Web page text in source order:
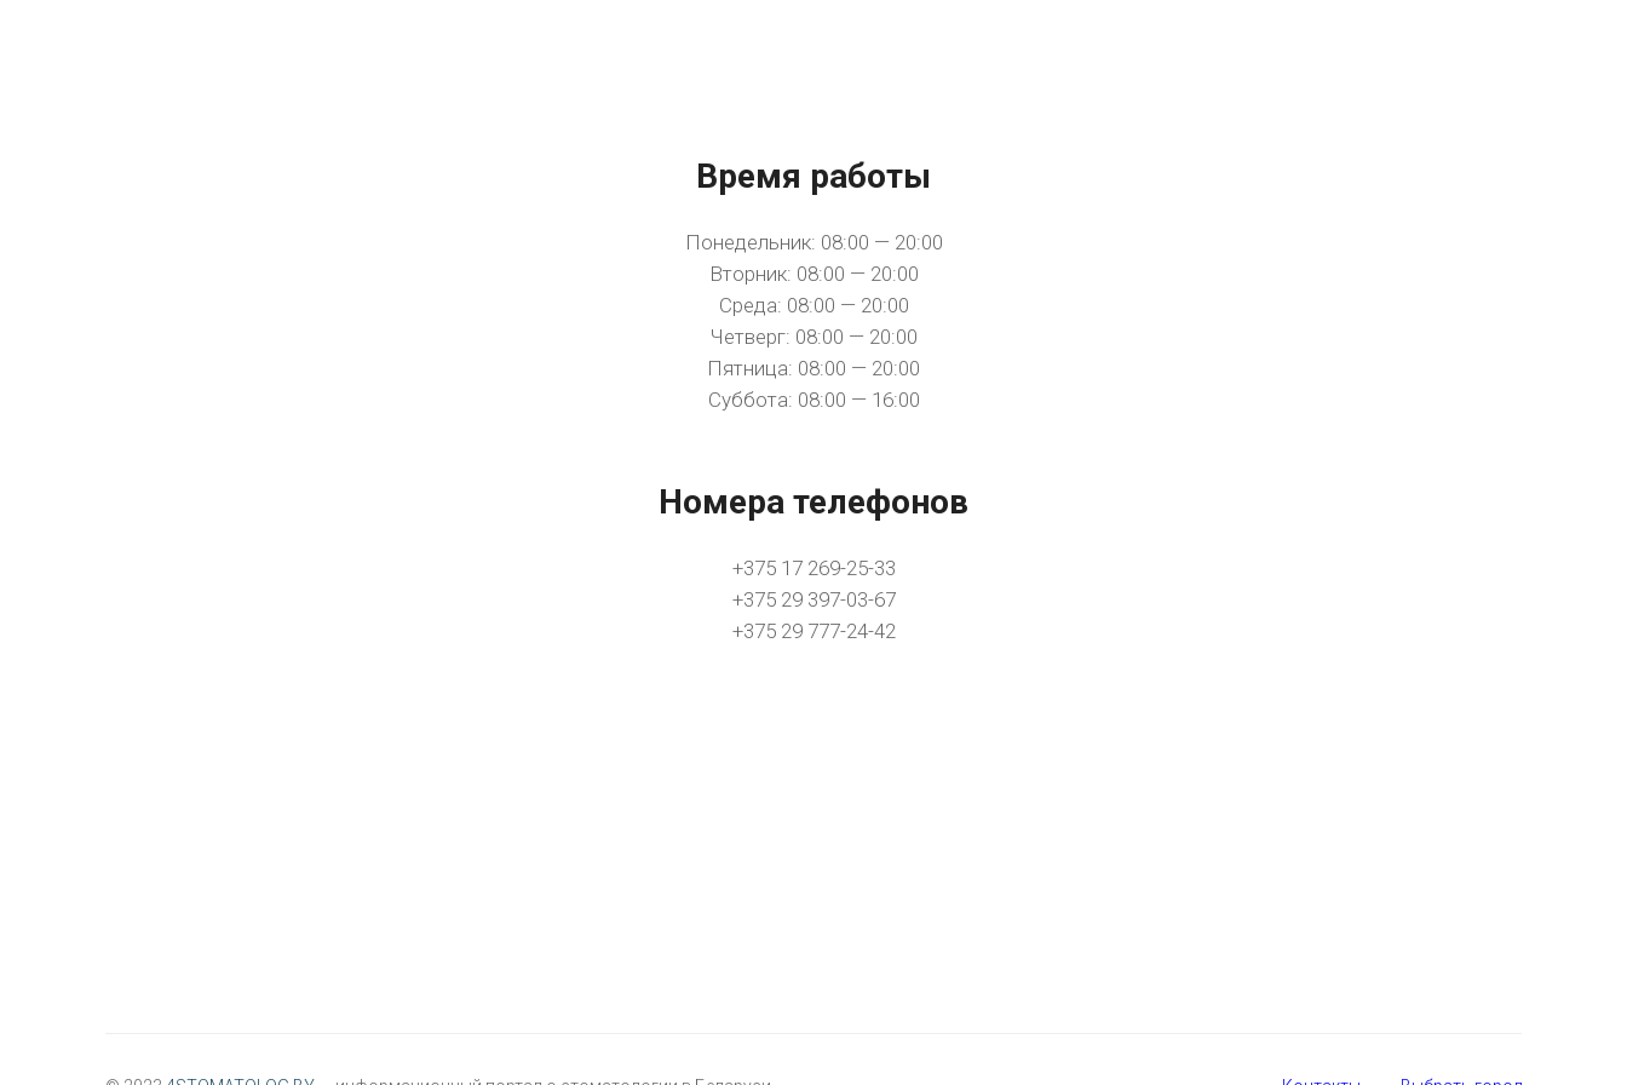
Время работы
Понедельник: 08:00 — 20:00
Вторник: 08:00 — 20:00
Среда: 08:00 — 20:00
Четверг: 08:00 — 20:00
Пятница: 08:00 — 20:00
Суббота: 08:00 — 16:00
Номера телефонов
+375 17 269-25-33
+375 29 397-03-67
+375 29 777-24-42